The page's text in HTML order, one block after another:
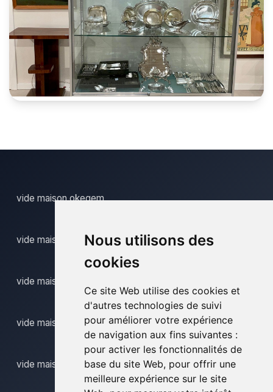
Nous utilisons des
cookies
Ce site Web utilise des cookies et
d'autres technologies de suivi
pour améliorer votre expérience
de navigation aux fins suivantes :
pour activer les fonctionnalités de
base du site Web, pour offrir une
meilleure expérience sur le site
vide maison okegem
vide maison olsene
vide maison onkerzele
vide maison ooike
vide maison oosteeklo